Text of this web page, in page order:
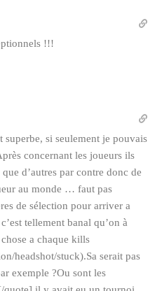
!!!
superbe, si seulement je pouvais
concernant les joueurs ils
d’autres par contre donc de
au monde … faut pas
de sélection pour arriver a
tellement banal qu’on à
a chaque kills
headshot/stuck).Sa serait pas
exemple ?Ou sont les